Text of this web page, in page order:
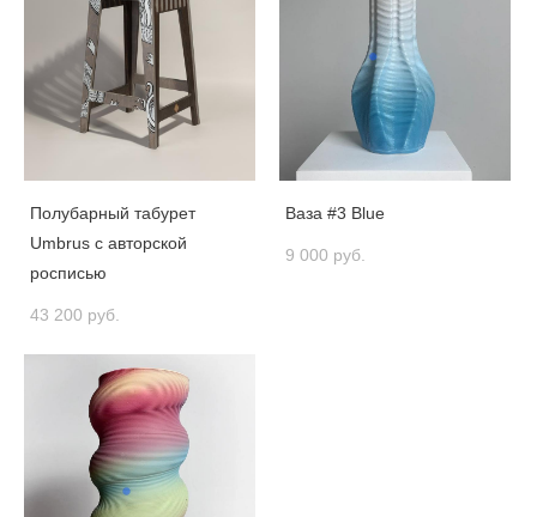
Полубарный табурет
Umbrus с авторской
росписью
43 200 pуб.
Ваза #3 Blue
9 000 pуб.